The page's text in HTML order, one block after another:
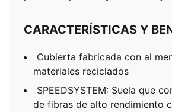
CARACTERÍSTICAS Y
Cubierta fabricada con al
materiales reciclados
SPEEDSYSTEM: Suela que
de fibras de alto rendimiento